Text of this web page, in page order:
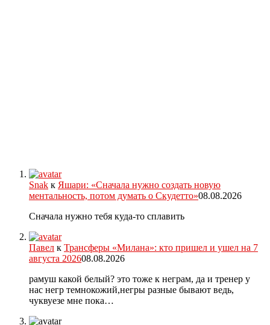
Snak к Яшари: «Сначала нужно создать новую
ментальность, потом думать о Скудетто»08.08.2026
Сначала нужно тебя куда-то сплавить
Павел к Трансферы «Милана»: кто пришел и ушел на 7
августа 202608.08.2026
рамуш какой белый? это тоже к неграм, да и тренер у
нас негр темнокожий,негры разные бывают ведь,
чуквуезе мне пока…